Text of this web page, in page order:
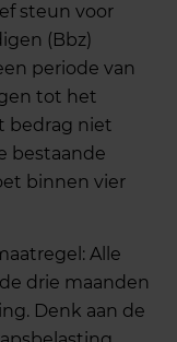
steun voor
(Bbz)
periode van
tot het
bedrag niet
bestaande
binnen vier
Alle
drie maanden
Denk aan de